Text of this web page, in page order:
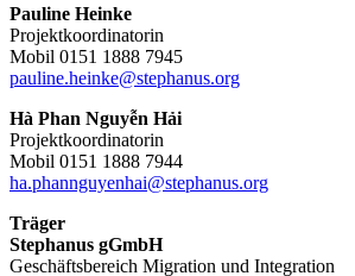
Pauline Heinke
Projektkoordinatorin
Mobil 0151 1888 7945
pauline.heinke@stephanus.org
Hà Phan Nguyễn Hải
Projektkoordinatorin
Mobil 0151 1888 7944
ha.phannguyenhai@stephanus.org
Träger
Stephanus gGmbH
Geschäftsbereich Migration und Integration